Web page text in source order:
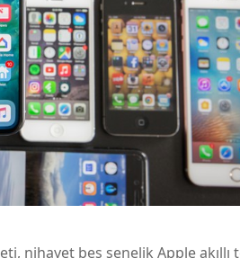
nihayet beş senelik Apple akıllı